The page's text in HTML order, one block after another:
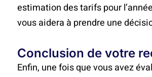
estimation des tarifs pour
vous aidera à prendre une
Conclusion de votre
Enfin, une fois que vous avez